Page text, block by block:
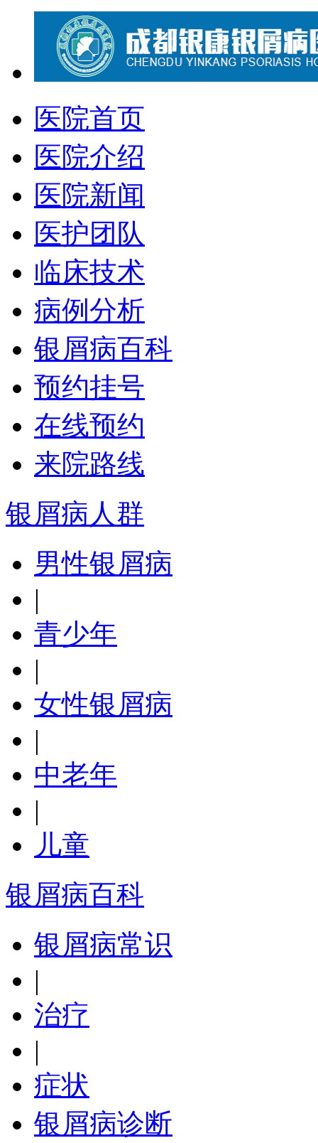
医院首页
医院介绍
医院新闻
医护团队
临床技术
病例分析
银屑病百科
预约挂号
在线预约
来院路线
银屑病人群
男性银屑病
|
青少年
|
女性银屑病
|
中老年
|
儿童
银屑病百科
银屑病常识
|
治疗
|
症状
银屑病诊断